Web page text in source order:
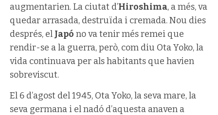
augmentarien. La ciutat d’Hiroshima, a més, va
quedar arrasada, destruïda i cremada. Nou dies
després, el Japó no va tenir més remei que
rendir-se a la guerra, però, com diu Ota Yoko, la
vida continuava per als habitants que havien
sobreviscut.
El 6 d’agost del 1945, Ota Yoko, la seva mare, la
seva germana i el nadó d’aquesta anaven a